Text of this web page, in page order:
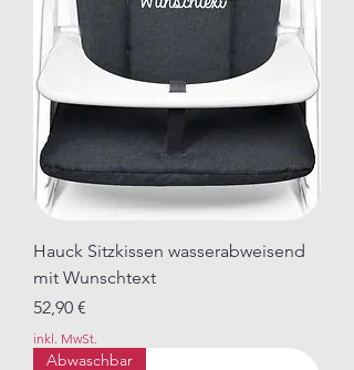
Hauck Sitzkissen wasserabweisend
mit Wunschtext
Preis
52,90 €
inkl. MwSt.
Abwaschbar